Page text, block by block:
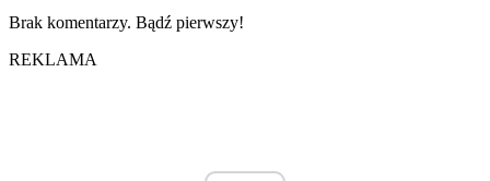
Brak komentarzy. Bądź pierwszy!
REKLAMA